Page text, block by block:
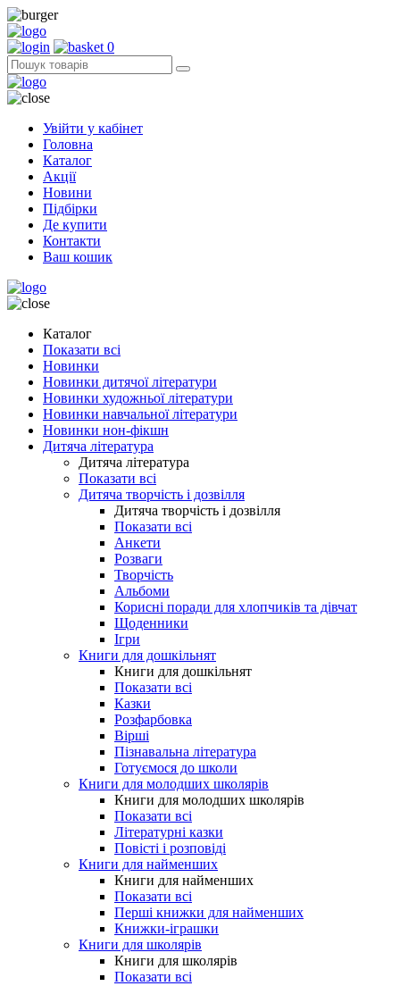
0
Увійти у кабінет
Головна
Каталог
Акції
Новини
Підбірки
Де купити
Контакти
Ваш кошик
Каталог
Показати всі
Новинки
Новинки дитячої літератури
Новинки художньої літератури
Новинки навчальної літератури
Новинки нон-фікшн
Дитяча література
Дитяча література
Показати всі
Дитяча творчість і дозвілля
Дитяча творчість і дозвілля
Показати всі
Анкети
Розваги
Творчість
Альбоми
Корисні поради для хлопчиків та дівчат
Щоденники
Ігри
Книги для дошкільнят
Книги для дошкільнят
Показати всі
Казки
Розфарбовка
Вірші
Пізнавальна література
Готуємося до школи
Книги для молодших школярів
Книги для молодших школярів
Показати всі
Літературні казки
Повісті і розповіді
Книги для найменших
Книги для найменших
Показати всі
Перші книжки для найменших
Книжки-іграшки
Книги для школярів
Книги для школярів
Показати всі